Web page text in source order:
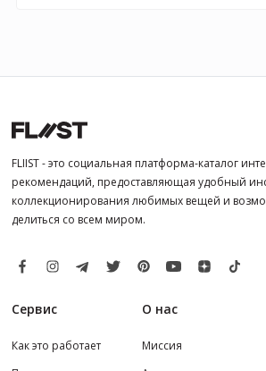
FLIIST - это социальная платформа-каталог
рекомендаций, предоставляющая удобный
коллекционирования любимых вещей и
делиться со всем миром.
Сервис
Как это работает
О нас
Миссия